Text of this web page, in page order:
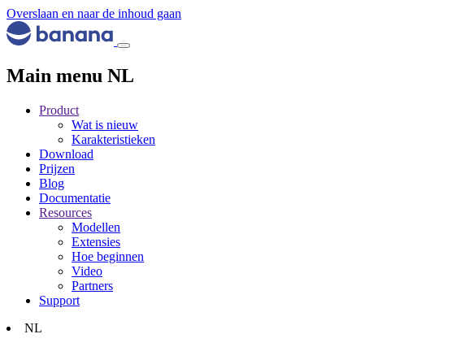
Overslaan en naar de inhoud gaan
Main menu NL
Product
Wat is nieuw
Karakteristieken
Download
Prijzen
Blog
Documentatie
Resources
Modellen
Extensies
Hoe beginnen
Video
Partners
Support
NL